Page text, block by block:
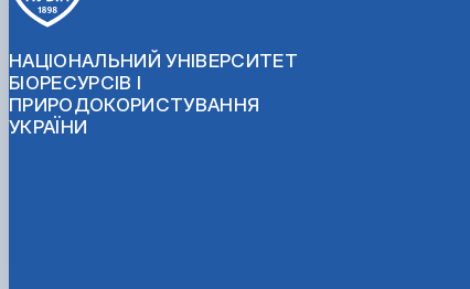
НАЦІОНАЛЬНИЙ УНІВЕРСИТЕТ
БІОРЕСУРСІВ І
ПРИРОДОКОРИСТУВАННЯ
УКРАЇНИ